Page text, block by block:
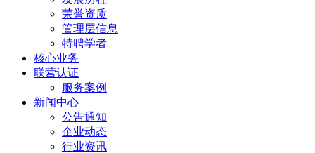
荣誉资质
管理层信息
特聘学者
核心业务
联营认证
服务案例
新闻中心
公告通知
企业动态
行业资讯